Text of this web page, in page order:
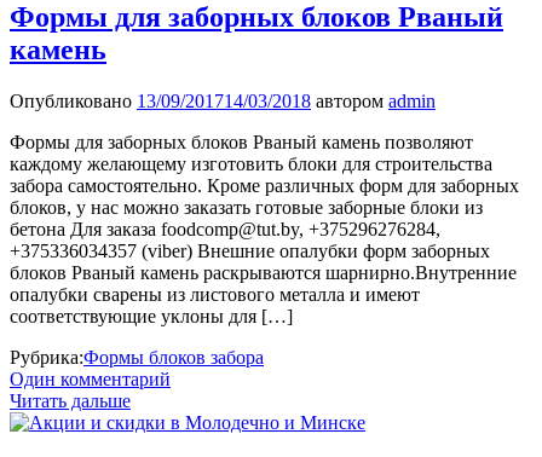
Формы для заборных блоков Рваный
камень
Опубликовано 13/09/201714/03/2018 автором admin
Формы для заборных блоков Рваный камень позволяют
каждому желающему изготовить блоки для строительства
забора самостоятельно. Кроме различных форм для заборных
блоков, у нас можно заказать готовые заборные блоки из
бетона Для заказа foodcomp@tut.by, +375296276284,
+375336034357 (viber) Внешние опалубки форм заборных
блоков Рваный камень раскрываются шарнирно.Внутренние
опалубки сварены из листового металла и имеют
соответствующие уклоны для […]
Рубрика:Формы блоков забора
Один комментарий
Читать дальше